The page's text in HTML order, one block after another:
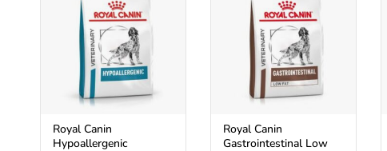
Royal Canin
Hypoallergenic
Royal Canin
Gastrointestinal Low